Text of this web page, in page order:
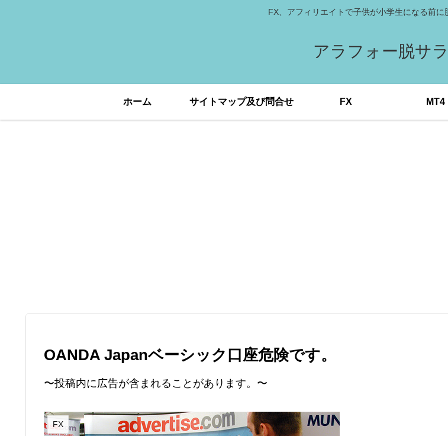
FX、アフィリエイトで子供が小学生になる前に
アラフォー脱サ
ホーム サイトマップ及び問合せ FX MT4
OANDA Japanベーシック口座危険です。
〜投稿内に広告が含まれることがあります。〜
FX